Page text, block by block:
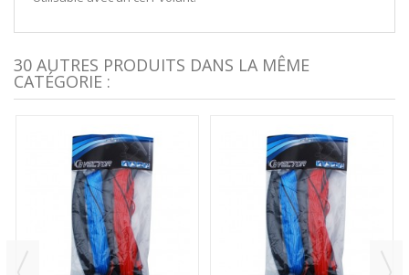
30 AUTRES PRODUITS DANS LA MÊME
CATÉGORIE :